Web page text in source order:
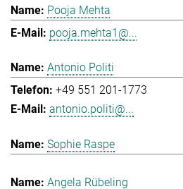
Pooja Mehta
pooja.mehta1@...
Antonio Politi
+49 551 201-1773
antonio.politi@...
Sophie Raspe
Angela Rübeling